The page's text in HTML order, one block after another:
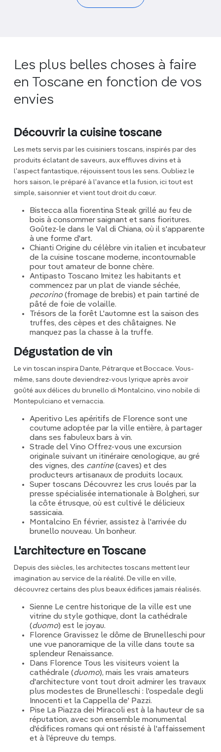
Les plus belles choses à faire
en Toscane en fonction de vos
envies
Découvrir la cuisine toscane
Les mets servis par les cuisiniers toscans, inspirés par des
produits éclatant de saveurs, aux effluves divins et à
l'aspect fantastique, réjouissent tous les sens. Oubliez le
hors saison, le préparé à l'avance et la fusion, ici tout est
simple, saisonnier et vient tout droit du cœur.
Bistecca alla fiorentina Steak grillé au feu de
bois à consommer saignant et sans fioritures.
Goûtez-le dans le Val di Chiana, où il s'apparente
à une forme d'art.
Chianti Origine du célèbre vin italien et incubateur
de la cuisine toscane moderne, incontournable
pour tout amateur de bonne chère.
Antipasto Toscano Imitez les habitants et
commencez par un plat de viande séchée,
pecorino (fromage de brebis) et pain tartiné de
pâté de foie de volaille.
Trésors de la forêt L'automne est la saison des
truffes, des cèpes et des châtaignes. Ne
manquez pas la chasse à la truffe.
Dégustation de vin
Le vin toscan inspira Dante, Pétrarque et Boccace. Vous-
même, sans doute deviendrez-vous lyrique après avoir
goûté aux délices du brunello di Montalcino, vino nobile di
Montepulciano et vernaccia.
Aperitivo Les apéritifs de Florence sont une
coutume adoptée par la ville entière, à partager
dans ses fabuleux bars à vin.
Strade del Vino Offrez-vous une excursion
originale suivant un itinéraire œnologique, au gré
des vignes, des cantine(caves) et des
producteurs artisanaux de produits locaux.
Super toscans Découvrez les crus loués par la
presse spécialisée internationale à Bolgheri, sur
la côte étrusque, où est cultivé le délicieux
sassicaia.
Montalcino En février, assistez à l'arrivée du
brunello nouveau. Un bonheur.
L'architecture en Toscane
Depuis des siècles, les architectes toscans mettent leur
imagination au service de la réalité. De ville en ville,
découvrez certains des plus beaux édifices jamais réalisés.
Sienne Le centre historique de la ville est une
vitrine du style gothique, dont la cathédrale
(duomo) est le joyau.
Florence Gravissez le dôme de Brunelleschi pour
une vue panoramique de la ville dans toute sa
splendeur Renaissance.
Dans Florence Tous les visiteurs voient la
cathédrale (duomo), mais les vrais amateurs
d'architecture vont tout droit admirer les travaux
plus modestes de Brunelleschi : l'ospedale degli
Innocenti et la Cappella de' Pazzi.
Pise La Piazza dei Miracoli est à la hauteur de sa
réputation, avec son ensemble monumental
d'édifices romans qui ont résisté à l'affaissement
et à l'épreuve du temps.